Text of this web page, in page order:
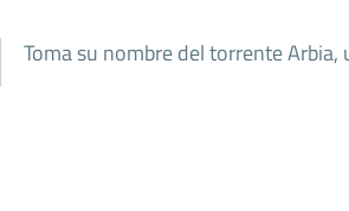
Toma su nombre del torrente